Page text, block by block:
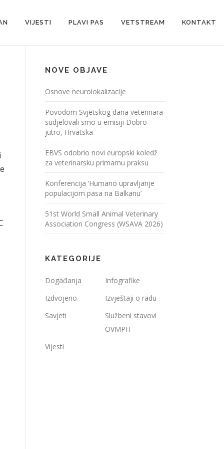
VIJESTI PLAVI PAS VETSTREAM KONTAKT
NOVE OBJAVE
Osnove neurolokalizacije
Povodom Svjetskog dana veterinara
sudjelovali smo u emisiji Dobro
jutro, Hrvatska
EBVS odobrio novi europski koledž
za veterinarsku primarnu praksu
Konferencija ‘Humano upravljanje
populacijom pasa na Balkanu’
51st World Small Animal Veterinary
Association Congress (WSAVA 2026)
KATEGORIJE
Događanja
Infografike
Izdvojeno
Izvještaji o radu
Savjeti
Službeni stavovi
OVMPH
Vijesti